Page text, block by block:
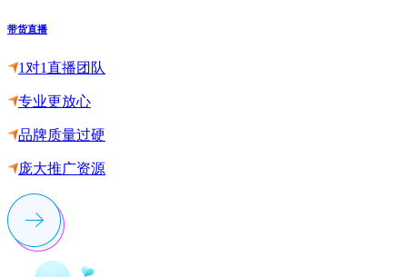
带货直播
1对1直播团队
专业更放心
品牌质量过硬
庞大推广资源